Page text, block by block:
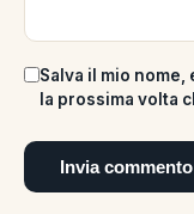
Salva il mio
la prossima volta